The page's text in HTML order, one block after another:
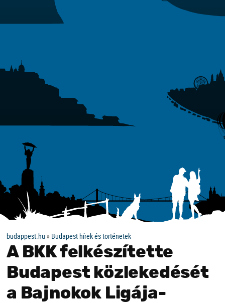
budappest.hu » Budapest hírek és történetek
A BKK felkészítette
Budapest közlekedését
a Bajnokok Ligája-